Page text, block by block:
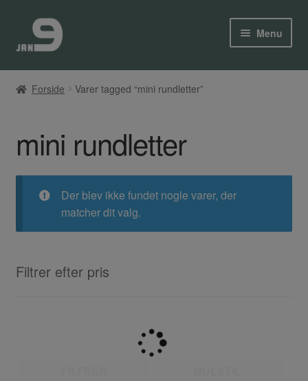
Spring
til
Spring
til
Menu
Loppemarked
Kurv
Kasse
Forside Varer tagged “mini rundletter”
mini rundletter
Der blev ikke fundet nogle varer, der
matcher dit valg.
Filtrer efter pris